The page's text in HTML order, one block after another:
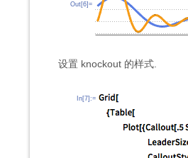
Out[6]=
设置 knockout 的样式.
In[7]:=